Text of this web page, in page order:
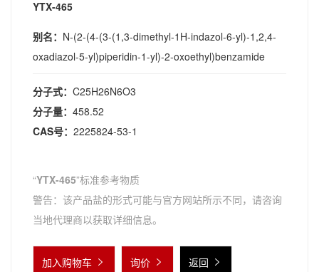
YTX-465
别名： N-(2-(4-(3-(1,3-dimethyl-1H-indazol-6-yl)-1,2,4-
oxadiazol-5-yl)piperidin-1-yl)-2-oxoethyl)benzamide
分子式： C25H26N6O3
分子量： 458.52
CAS号： 2225824-53-1
“YTX-465”标准参考物质
警告：该产品盐的形式可能与官方网站所示不同，请咨询
当地代理商以获取详细信息。
加入购物车 询价 返回